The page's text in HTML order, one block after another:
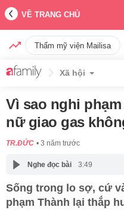
VỀ TRANG CHỦ
Thẩm mỹ viện Mailisa
Xã hội
Vì sao nghi
nữ giao gas
TR.ĐỨC 3 năm trước
Nghe đọc bài 3:49
Sống trong lo sợ, cứ
phạm Thành lại thắp